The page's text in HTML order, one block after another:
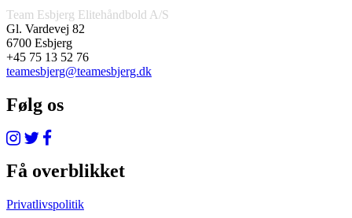
Team Esbjerg Elitehåndbold A/S
Gl. Vardevej 82
6700 Esbjerg
+45 75 13 52 76
teamesbjerg@teamesbjerg.dk
Følg os
Få overblikket
Privatlivspolitik